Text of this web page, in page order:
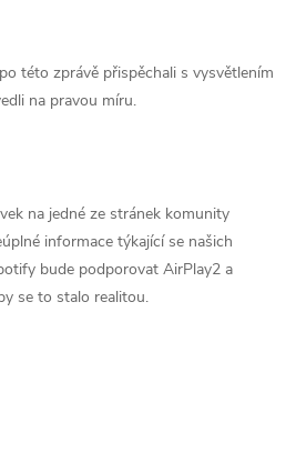
této zprávě přispěchali s vysvětlením
na pravou míru.
na jedné ze stránek komunity
informace týkající se našich
bude podporovat AirPlay2 a
se to stalo realitou.